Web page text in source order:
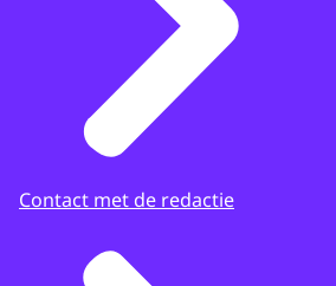
Contact met de redactie